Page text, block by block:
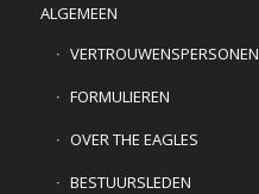
ALGEMEEN
VERTROUWENSPERSONEN
FORMULIEREN
OVER THE EAGLES
BESTUURSLEDEN